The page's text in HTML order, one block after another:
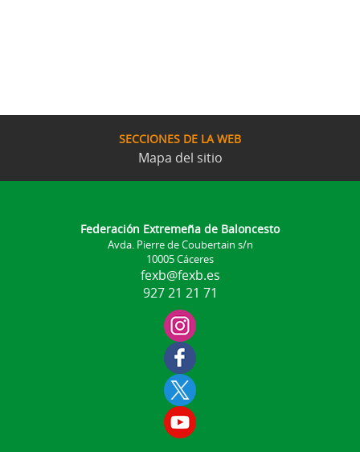
SECCIONES DE LA WEB
Mapa del sitio
Federación Extremeña de Baloncesto
Avda. Pierre de Coubertain s/n
10005 Cáceres
fexb@fexb.es
927 21 21 71